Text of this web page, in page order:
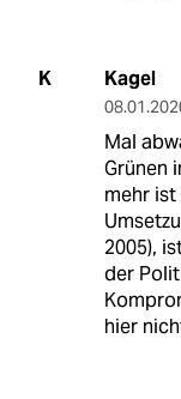
K Kagel
Mal
Grünen
mehr ist
2005),
der
hier